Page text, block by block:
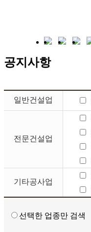
공지사항
일반건설업
전문건설업
기타공사업
선택한 업종만 검색